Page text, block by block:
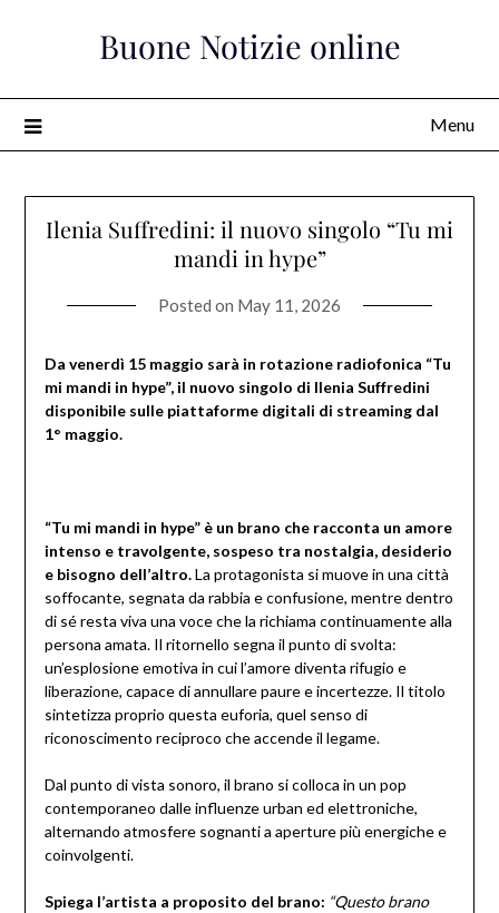
Buone Notizie online
Menu
Ilenia Suffredini: il nuovo singolo “Tu mi
mandi in hype”
Posted on May 11, 2026
Da venerdì 15 maggio sarà in rotazione radiofonica “Tu
mi mandi in hype”, il nuovo singolo di Ilenia Suffredini
disponibile sulle piattaforme digitali di streaming dal
1° maggio.
“Tu mi mandi in hype” è un brano che racconta un amore
intenso e travolgente, sospeso tra nostalgia, desiderio
e bisogno dell’altro.La protagonista si muove in una città
soffocante, segnata da rabbia e confusione, mentre dentro
di sé resta viva una voce che la richiama continuamente alla
persona amata. Il ritornello segna il punto di svolta:
un’esplosione emotiva in cui l’amore diventa rifugio e
liberazione, capace di annullare paure e incertezze. Il titolo
sintetizza proprio questa euforia, quel senso di
riconoscimento reciproco che accende il legame.
Dal punto di vista sonoro, il brano si colloca in un pop
contemporaneo dalle influenze urban ed elettroniche,
alternando atmosfere sognanti a aperture più energiche e
coinvolgenti.
Spiega l’artista a proposito del brano: “Questo brano